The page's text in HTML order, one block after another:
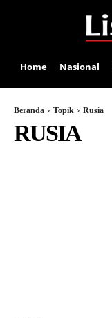
Home Nasional
Beranda Topik Rusia
RUSIA